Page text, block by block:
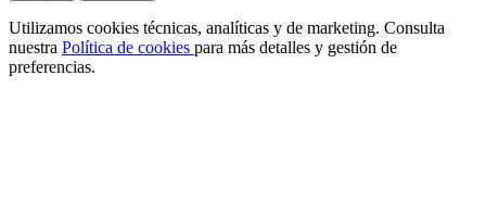
Utilizamos cookies técnicas, analíticas y de marketing. Consulta
nuestra Política de cookies para más detalles y gestión de
preferencias.